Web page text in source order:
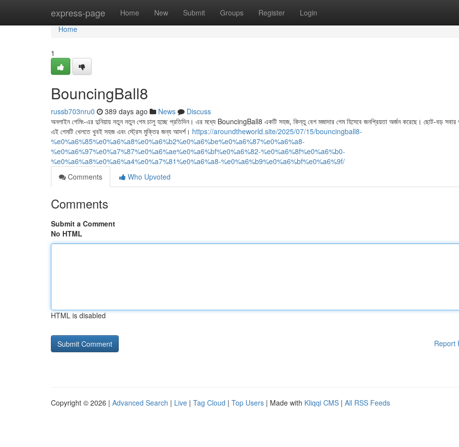
express-page Home New Submit Groups Register Login
Home
Home
1
BouncingBall8
russb703nru0 389 days ago News
Discuss
অনলাইন গেমিং-এর দুনিয়ায় নতুন নতুন গেম চালু হচ্ছে প্রতিদিন। এর মধ্যে BouncingBall8 একটি সহজ, কিন্তু বেশ মজাদার গেম হিসেবে জনপ্রিয়তা অর্জন করেছে। ছোট-বড় সবার
এই গেমটি খেলতে খুবই সহজ এবং স্ট্রেস মুক্তির জন্য আদর্শ। https://aroundtheworld.site/2025/07/15/bouncingball8-
%e0%a6%85%e0%a6%a8%e0%a6%b2%e0%a6%be%e0%a6%87%e0%a6%a8-
%e0%a6%97%e0%a7%87%e0%a6%ae%e0%a6%bf%e0%a6%82-%e0%a6%8f%e0%a6%b0-
%e0%a6%a8%e0%a6%a4%e0%a7%81%e0%a6%a8-%e0%a6%b9%e0%a6%bf%e0%a6%9f/
Comments
Who Upvoted
Comments
Submit a Comment
No HTML
HTML is disabled
Report
Copyright © 2026 | Advanced Search | Live | Tag Cloud | Top Users | Made with Kliqqi CMS | All RSS Feeds